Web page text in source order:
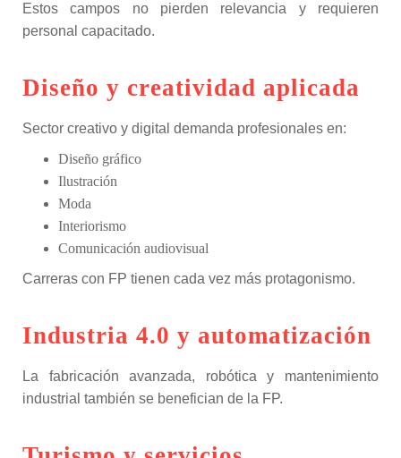
Estos campos no pierden relevancia y requieren
personal capacitado.
Diseño y creatividad aplicada
Sector creativo y digital demanda profesionales en:
Diseño gráfico
Ilustración
Moda
Interiorismo
Comunicación audiovisual
Carreras con FP tienen cada vez más protagonismo.
Industria 4.0 y automatización
La fabricación avanzada, robótica y mantenimiento
industrial también se benefician de la FP.